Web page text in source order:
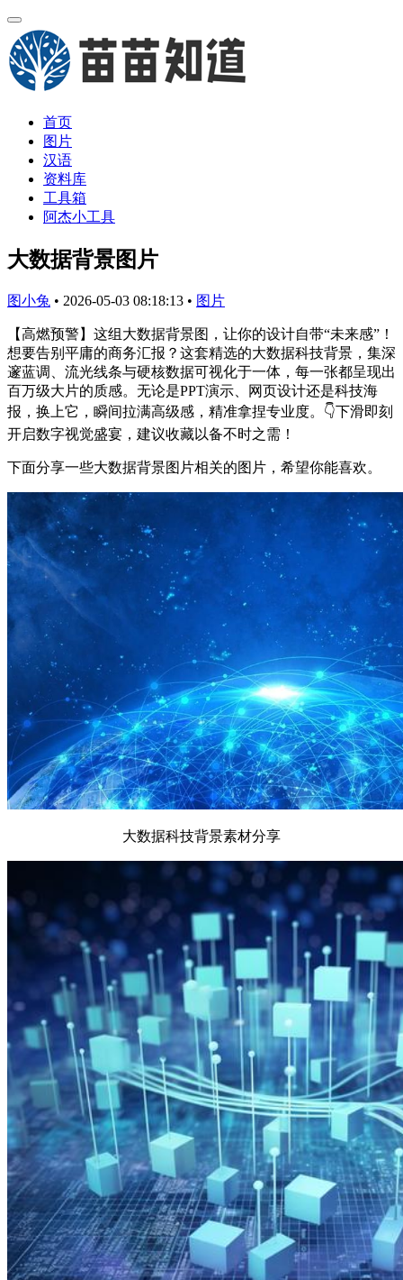
首页
图片
汉语
资料库
工具箱
阿杰小工具
大数据背景图片
图小兔 • 2026-05-03 08:18:13 • 图片
【高燃预警】这组大数据背景图，让你的设计自带“未来感”！
想要告别平庸的商务汇报？这套精选的大数据科技背景，集深
邃蓝调、流光线条与硬核数据可视化于一体，每一张都呈现出
百万级大片的质感。无论是PPT演示、网页设计还是科技海
报，换上它，瞬间拉满高级感，精准拿捏专业度。👇下滑即刻
开启数字视觉盛宴，建议收藏以备不时之需！
下面分享一些大数据背景图片相关的图片，希望你能喜欢。
大数据科技背景素材分享